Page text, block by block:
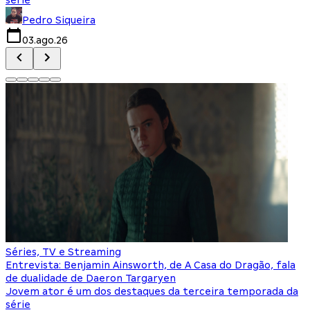
Pedro Siqueira
03.ago.26
Séries, TV e Streaming
Entrevista: Benjamin Ainsworth, de A Casa do Dragão, fala
de dualidade de Daeron Targaryen
Jovem ator é um dos destaques da terceira temporada da
série